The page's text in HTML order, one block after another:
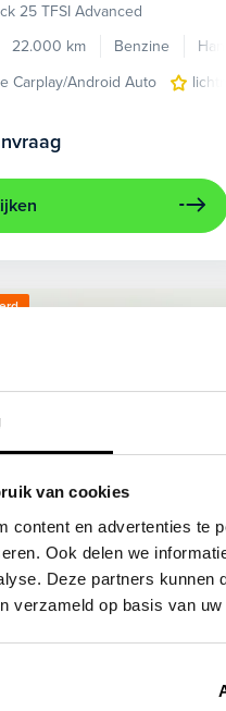
van cookies
content en advertenties te
Ook delen we
Deze partners
verzameld op basis van
25 TFSI Advanced
22.000 km Benzine
Carplay/Android Auto
A3
40 TFSIe Advanced